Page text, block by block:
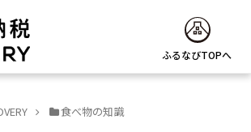
ふるなびTOPへ
食べ物の知識